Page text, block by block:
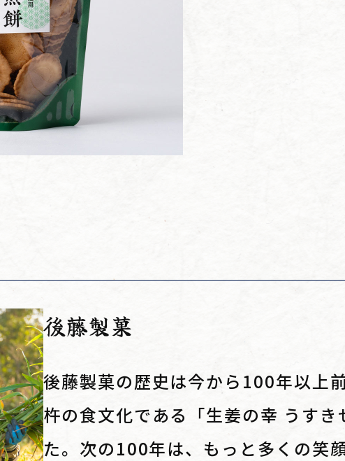
後藤製菓
後藤製菓の歴史は今から100年以上
杵の食文化である「生姜の幸 うす
た。次の100年は、もっと多くの笑